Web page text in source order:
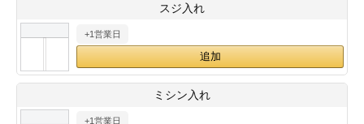
＆盛り上げ印刷
型マル型印刷
土
1
2 3
9 10 11
12
14
15 16 17 18
19
26
スジ入れ
+1営業日
ミシン入れ
+1営業日